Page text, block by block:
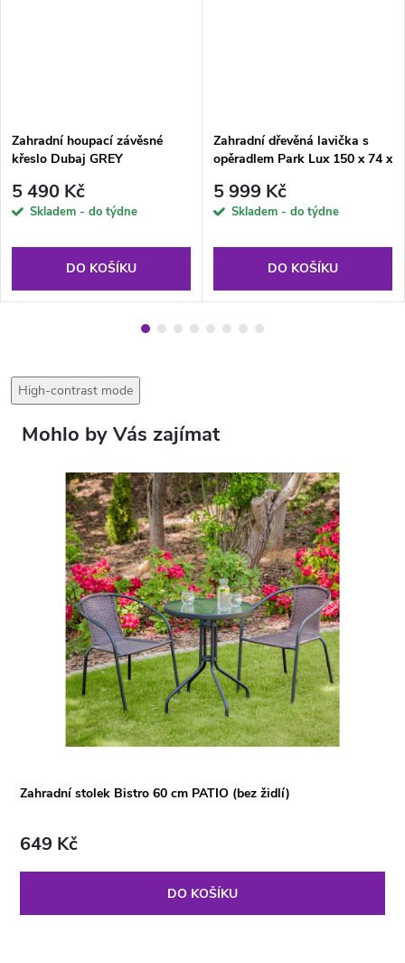
Zahradní houpací závěsné
křeslo Dubaj GREY
5 490 Kč
Skladem - do týdne
DO KOŠÍKU
Zahradní dřevěná lavička s
opěradlem Park Lux 150 x 74 x
5 999 Kč
Skladem - do týdne
DO KOŠÍKU
High-contrast mode
Zahradní stolek Bistro 60 cm PATIO (bez židlí)
649 Kč
DO KOŠÍKU